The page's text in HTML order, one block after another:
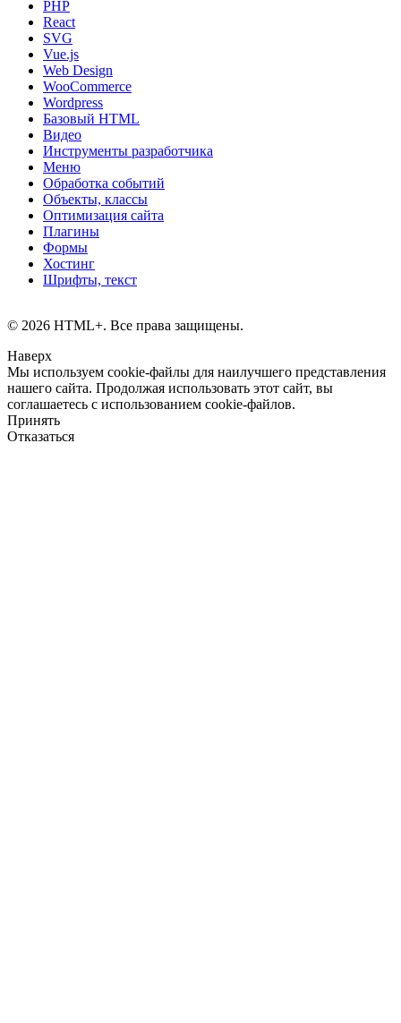
PHP
React
SVG
Vue.js
Web Design
WooCommerce
Wordpress
Базовый HTML
Видео
Инструменты разработчика
Меню
Обработка событий
Объекты, классы
Оптимизация сайта
Плагины
Формы
Хостинг
Шрифты, текст
© 2026 HTML+. Все права защищены.
Наверх
Мы используем cookie-файлы для наилучшего представления
нашего сайта. Продолжая использовать этот сайт, вы
соглашаетесь с использованием cookie-файлов.
Принять
Отказаться